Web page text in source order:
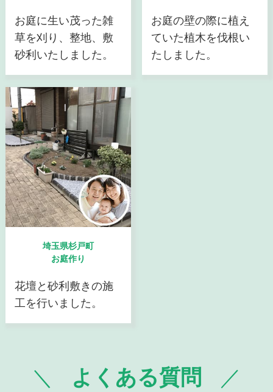
お庭に生い茂った雑
草を刈り、整地、敷
砂利いたしました。
お庭の壁の際に植え
ていた植木を伐根い
たしました。
埼玉県杉戸町
お庭作り
花壇と砂利敷きの施
工を行いました。
よくある質問